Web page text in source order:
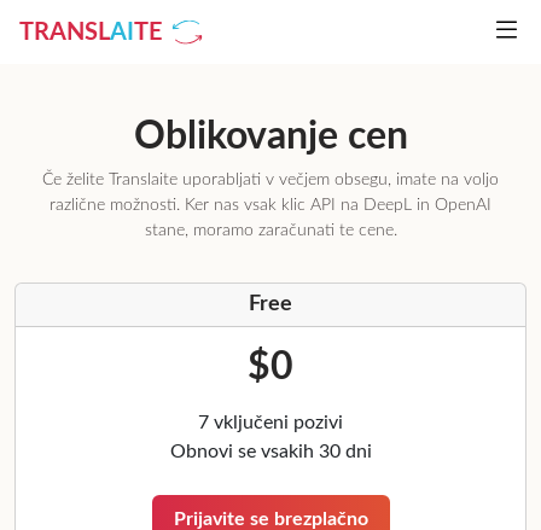
TRANSLAI TE
Oblikovanje cen
Če želite Translaite uporabljati v večjem obsegu, imate na voljo
različne možnosti. Ker nas vsak klic API na DeepL in OpenAI
stane, moramo zaračunati te cene.
Free
$0
7 vključeni pozivi
Obnovi se vsakih 30 dni
Prijavite se brezplačno